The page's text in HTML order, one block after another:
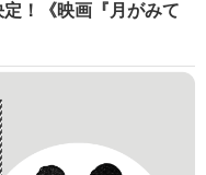
！《映画『月がみて